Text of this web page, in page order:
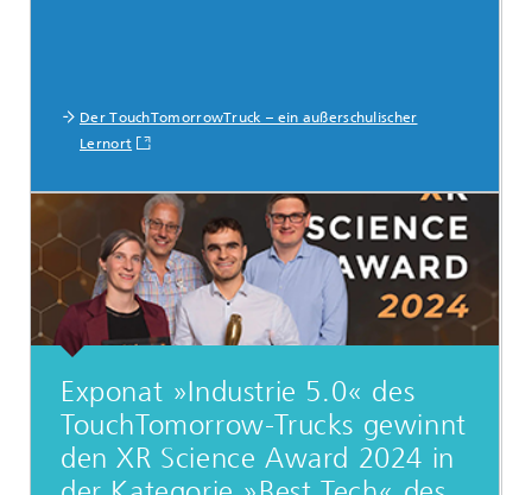
Der TouchTomorrowTruck – ein außerschulischer
Lernort
Exponat »Industrie 5.0« des
TouchTomorrow-Trucks gewinnt
den XR Science Award 2024 in